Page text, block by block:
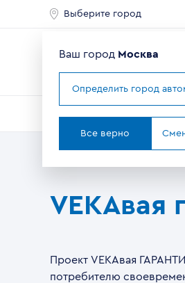
Выберите город
Ведущий
VEKAвая
Проект VEKAвая
потребителю
Ваш город Москва
Определить город
Все верно